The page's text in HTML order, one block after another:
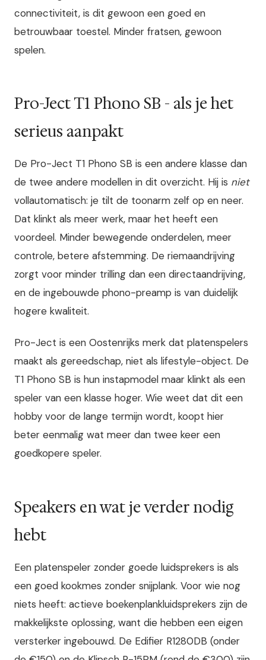
connectiviteit, is dit gewoon een goed en
betrouwbaar toestel. Minder fratsen, gewoon
spelen.
Pro-Ject T1 Phono SB - als je het
serieus aanpakt
De Pro-Ject T1 Phono SB is een andere klasse dan
de twee andere modellen in dit overzicht. Hij is niet
vollautomatisch: je tilt de toonarm zelf op en neer.
Dat klinkt als meer werk, maar het heeft een
voordeel. Minder bewegende onderdelen, meer
controle, betere afstemming. De riemaandrijving
zorgt voor minder trilling dan een directaandrijving,
en de ingebouwde phono-preamp is van duidelijk
hogere kwaliteit.
Pro-Ject is een Oostenrijks merk dat platenspelers
maakt als gereedschap, niet als lifestyle-object. De
T1 Phono SB is hun instapmodel maar klinkt als een
speler van een klasse hoger. Wie weet dat dit een
hobby voor de lange termijn wordt, koopt hier
beter eenmalig wat meer dan twee keer een
goedkopere speler.
Speakers en wat je verder nodig
hebt
Een platenspeler zonder goede luidsprekers is als
een goed kookmes zonder snijplank. Voor wie nog
niets heeft: actieve boekenplankluidsprekers zijn de
makkelijkste oplossing, want die hebben een eigen
versterker ingebouwd. De Edifier R1280DB (onder